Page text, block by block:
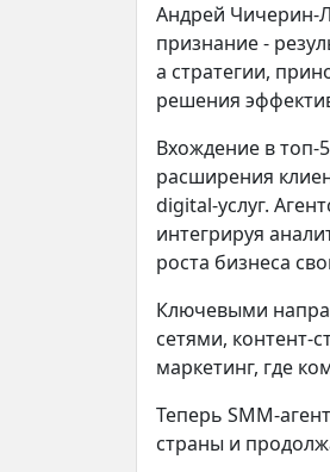
Андрей Чичерин-
признание -
а стратегии,
решения
Вхождение в топ-
расширения
digital-услуг.
интегрируя
роста бизнеса
Ключевыми
сетями, контент-
маркетинг, где
Теперь SMM-
страны и